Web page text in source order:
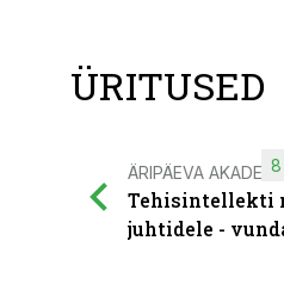
ÜRITUSED
ÄRIPÄEVA
Tehisintellekti
juhtidele -
8